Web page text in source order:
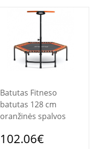
Batutas Fitneso
batutas 128 cm
oranžinės spalvos
102.06€